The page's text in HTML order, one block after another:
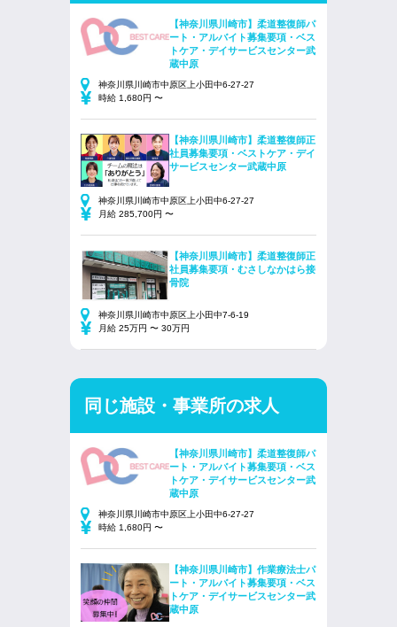
【神奈川県川崎市】柔道整復師パ
ート・アルバイト募集要項・ベス
トケア・デイサービスセンター武
蔵中原
神奈川県川崎市中原区上小田中6-27-27
時給 1,680円 〜
【神奈川県川崎市】柔道整復師正
社員募集要項・ベストケア・デイ
サービスセンター武蔵中原
神奈川県川崎市中原区上小田中6-27-27
月給 285,700円 〜
【神奈川県川崎市】柔道整復師正
社員募集要項・むさしなかはら接
骨院
神奈川県川崎市中原区上小田中7-6-19
月給 25万円 〜 30万円
同じ施設・事業所の求人
【神奈川県川崎市】柔道整復師パ
ート・アルバイト募集要項・ベス
トケア・デイサービスセンター武
蔵中原
神奈川県川崎市中原区上小田中6-27-27
時給 1,680円 〜
【神奈川県川崎市】作業療法士パ
ート・アルバイト募集要項・ベス
トケア・デイサービスセンター武
蔵中原